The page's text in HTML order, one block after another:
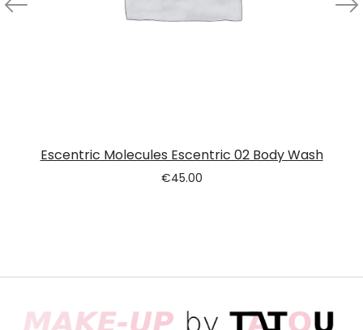
Escentric Molecules Escentric 02 Body Wash
€45.00